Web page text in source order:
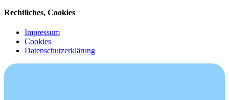
Rechtliches, Cookies
Impressum
Cookies
Datenschutzerklärung